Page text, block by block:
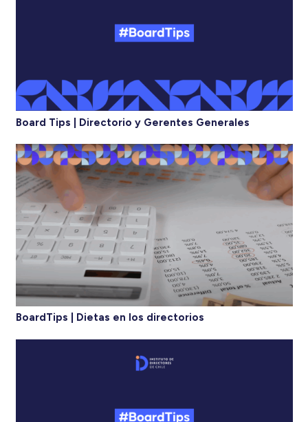
Board Tips | Directorio y Gerentes Generales
BoardTips | Dietas en los directorios